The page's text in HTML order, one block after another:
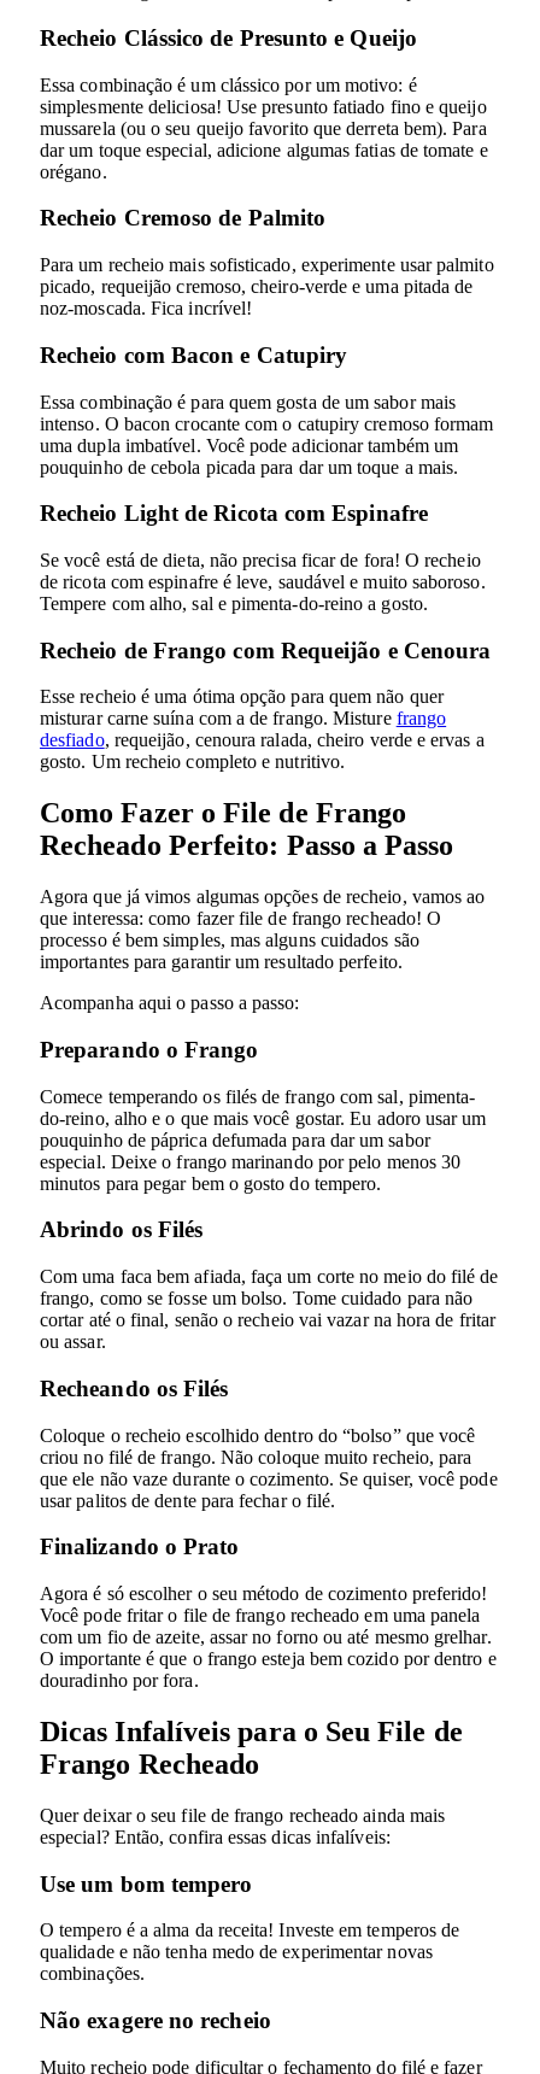
Recheio Clássico de Presunto e Queijo
Essa combinação é um clássico por um motivo: é
simplesmente deliciosa! Use presunto fatiado fino e queijo
mussarela (ou o seu queijo favorito que derreta bem). Para
dar um toque especial, adicione algumas fatias de tomate e
orégano.
Recheio Cremoso de Palmito
Para um recheio mais sofisticado, experimente usar palmito
picado, requeijão cremoso, cheiro-verde e uma pitada de
noz-moscada. Fica incrível!
Recheio com Bacon e Catupiry
Essa combinação é para quem gosta de um sabor mais
intenso. O bacon crocante com o catupiry cremoso formam
uma dupla imbatível. Você pode adicionar também um
pouquinho de cebola picada para dar um toque a mais.
Recheio Light de Ricota com Espinafre
Se você está de dieta, não precisa ficar de fora! O recheio
de ricota com espinafre é leve, saudável e muito saboroso.
Tempere com alho, sal e pimenta-do-reino a gosto.
Recheio de Frango com Requeijão e Cenoura
Esse recheio é uma ótima opção para quem não quer
misturar carne suína com a de frango. Misture frango
desfiado, requeijão, cenoura ralada, cheiro verde e ervas a
gosto. Um recheio completo e nutritivo.
Como Fazer o File de Frango
Recheado Perfeito: Passo a Passo
Agora que já vimos algumas opções de recheio, vamos ao
que interessa: como fazer file de frango recheado! O
processo é bem simples, mas alguns cuidados são
importantes para garantir um resultado perfeito.
Acompanha aqui o passo a passo:
Preparando o Frango
Comece temperando os filés de frango com sal, pimenta-
do-reino, alho e o que mais você gostar. Eu adoro usar um
pouquinho de páprica defumada para dar um sabor
especial. Deixe o frango marinando por pelo menos 30
minutos para pegar bem o gosto do tempero.
Abrindo os Filés
Com uma faca bem afiada, faça um corte no meio do filé de
frango, como se fosse um bolso. Tome cuidado para não
cortar até o final, senão o recheio vai vazar na hora de fritar
ou assar.
Recheando os Filés
Coloque o recheio escolhido dentro do “bolso” que você
criou no filé de frango. Não coloque muito recheio, para
que ele não vaze durante o cozimento. Se quiser, você pode
usar palitos de dente para fechar o filé.
Finalizando o Prato
Agora é só escolher o seu método de cozimento preferido!
Você pode fritar o file de frango recheado em uma panela
com um fio de azeite, assar no forno ou até mesmo grelhar.
O importante é que o frango esteja bem cozido por dentro e
douradinho por fora.
Dicas Infalíveis para o Seu File de
Frango Recheado
Quer deixar o seu file de frango recheado ainda mais
especial? Então, confira essas dicas infalíveis:
Use um bom tempero
O tempero é a alma da receita! Investe em temperos de
qualidade e não tenha medo de experimentar novas
combinações.
Não exagere no recheio
Muito recheio pode dificultar o fechamento do filé e fazer